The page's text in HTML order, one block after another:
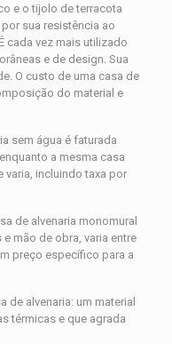
e o tijolo de terracota
sua resistência ao
cada vez mais utilizado
e de design. Sua
O custo de uma casa de
do material e
sem água é faturada
a mesma casa
varia, incluindo taxa por
de alvenaria monomural
mão de obra, varia entre
preço específico para a
de alvenaria: um material
térmicas e que agrada